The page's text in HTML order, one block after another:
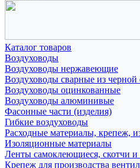
Каталог товаров
Воздуховоды
Воздуховоды нержавеющие
Воздуховоды сварные из черной
Воздуховоды оцинкованные
Воздуховоды алюминивые
Фасонные части (изделия)
Гибкие воздуховоды
Расходные материалы, крепеж,
Изоляционные материалы
Ленты самоклеющиеся, скотчи
Крепеж для производства